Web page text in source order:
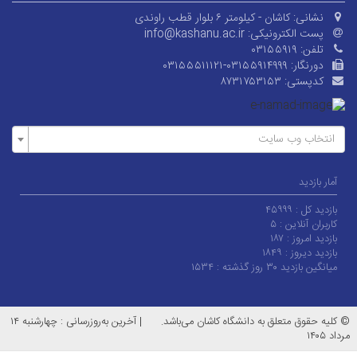
نشانی: کاشان - کیلومتر ۶ بلوار قطب راوندی
پست الکترونیکی: info@kashanu.ac.ir
تلفن: ۰۳۱۵۵۹۱۹
دورنگار: ۰۳۱۵۵۵۱۱۱۲۱-۰۳۱۵۵۹۱۴۹۹۹
کدپستی: ۸۷۳۱۷۵۳۱۵۳
انتخاب وب سایت
آمار بازدید
بازدید کل : ۴۵۹۹۹
کاربران آنلاین : ۵
بازدید امروز : ۱۸۷
بازدید دیروز : ۱۸۴۹
میانگین بازدید ۳۰ روز گذشته :
۱۵۳۴
© کلیه حقوق متعلق به دانشگاه کاشان می‌باشد. |
آخرین به‌روزرسانی : چهارشنبه ۱۴
مرداد ۱۴۰۵